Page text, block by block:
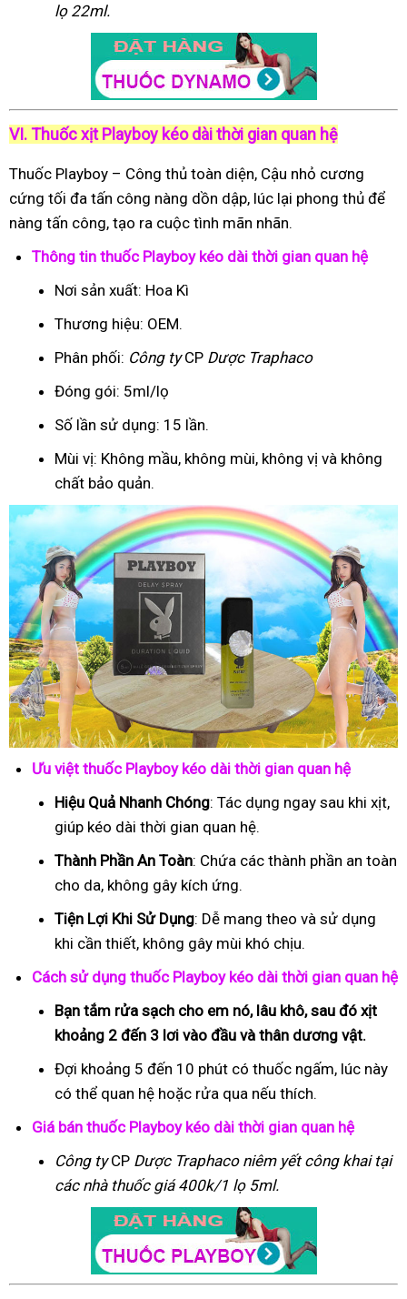
lọ 22ml.
VI. Thuốc xịt Playboy kéo dài thời gian quan hệ
Thuốc Playboy – Công thủ toàn diện, Cậu nhỏ cương
cứng tối đa tấn công nàng dồn dập, lúc lại phong thủ để
nàng tấn công, tạo ra cuộc tình mãn nhãn.
Thông tin thuốc Playboy kéo dài thời gian quan hệ
Nơi sản xuất: Hoa Kì
Thương hiệu: OEM.
Phân phối: Công tyCP Dược Traphaco
Đóng gói: 5ml/lọ
Số lần sử dụng: 15 lần.
Mùi vị: Không mầu, không mùi, không vị và không
chất bảo quản.
Ưu việt thuốc Playboy kéo dài thời gian quan hệ
Hiệu Quả Nhanh Chóng: Tác dụng ngay sau khi xịt,
giúp kéo dài thời gian quan hệ.
Thành Phần An Toàn: Chứa các thành phần an toàn
cho da, không gây kích ứng.
Tiện Lợi Khi Sử Dụng: Dễ mang theo và sử dụng
khi cần thiết, không gây mùi khó chịu.
Cách sử dụng thuốc Playboy kéo dài thời gian quan hệ
Bạn tắm rửa sạch cho em nó, lâu khô, sau đó xịt
khoảng 2 đến 3 lơi vào đầu và thân dương vật.
Đợi khoảng 5 đến 10 phút có thuốc ngấm, lúc này
có thể quan hệ hoặc rửa qua nếu thích.
Giá bán thuốc Playboy kéo dài thời gian quan hệ
Công tyCP Dược Traphaconiêm yết công khai tại
các nhà thuốc giá 400k/1 lọ 5ml.